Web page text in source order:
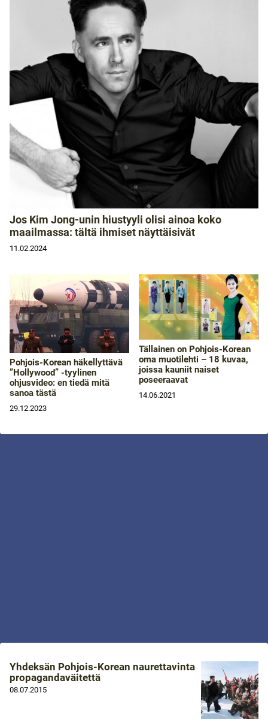
Jos Kim Jong-unin hiustyyli olisi ainoa koko
maailmassa: tältä ihmiset näyttäisivät
11.02.2024
Pohjois-Korean häkellyttävä
”Hollywood” -tyylinen
ohjusvideo: en tiedä mitä
sanoa tästä
29.12.2023
Tällainen on Pohjois-Korean
oma muotilehti – 18 kuvaa,
joissa kauniit naiset
poseeraavat
14.06.2021
Yhdeksän Pohjois-Korean naurettavinta
propagandaväitettä
08.07.2015